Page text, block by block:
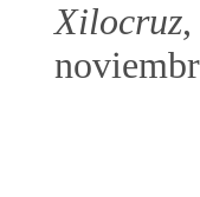
Xilocruz